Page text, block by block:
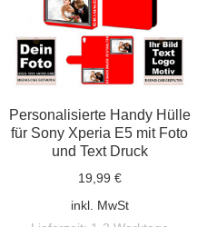
Personalisierte Handy Hülle
für Sony Xperia E5 mit Foto
und Text Druck
19,99 €
inkl. MwSt